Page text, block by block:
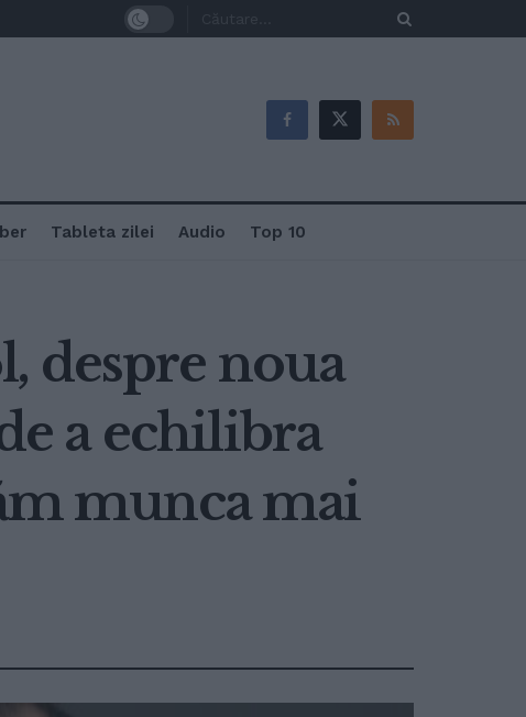
Tableta zilei Audio Top 10
despre noua
a echilibra
munca mai